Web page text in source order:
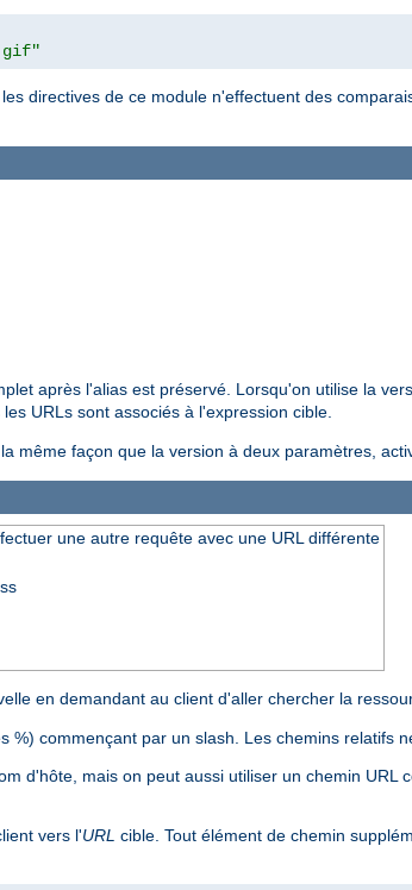
directives de ce module n'effectuent des
après l'alias est préservé. Lorsqu'on utilise la
URLs sont associés à l'expression cible.
même façon que la version à deux paramètres,
une autre requête avec une URL différente
en demandant au client d'aller chercher la
commençant par un slash. Les chemins relatifs
d'hôte, mais on peut aussi utiliser un chemin URL
vers l'URL cible. Tout élément de chemin